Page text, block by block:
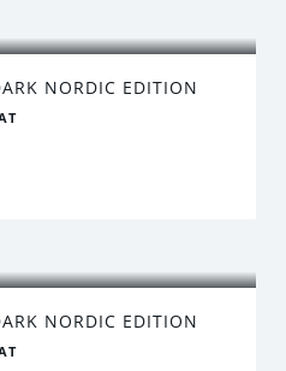
NORDIC EDITION
NORDIC EDITION